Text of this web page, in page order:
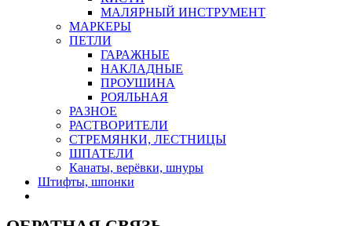
МАЛЯРНЫЙ ИНСТРУМЕНТ
МАРКЕРЫ
ПЕТЛИ
ГАРАЖНЫЕ
НАКЛАДНЫЕ
ПРОУШИНА
РОЯЛЬНАЯ
РАЗНОЕ
РАСТВОРИТЕЛИ
СТРЕМЯНКИ, ЛЕСТНИЦЫ
ШПАТЕЛИ
Канаты, верёвки, шнуры
Штифты, шпонки